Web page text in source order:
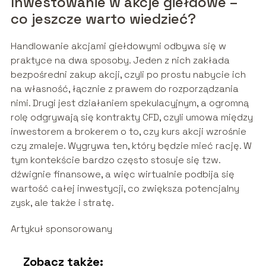
co jeszcze warto wiedzieć?
Handlowanie akcjami giełdowymi odbywa się w
praktyce na dwa sposoby. Jeden z nich zakłada
bezpośredni zakup akcji, czyli po prostu nabycie ich
na własność, łącznie z prawem do rozporządzania
nimi. Drugi jest działaniem spekulacyjnym, a ogromną
rolę odgrywają się kontrakty CFD, czyli umowa między
inwestorem a brokerem o to, czy kurs akcji wzrośnie
czy zmaleje. Wygrywa ten, który będzie mieć rację. W
tym kontekście bardzo często stosuje się tzw.
dźwignie finansowe, a więc wirtualnie podbija się
wartość całej inwestycji, co zwiększa potencjalny
zysk, ale także i stratę.
Artykuł sponsorowany
Zobacz także: